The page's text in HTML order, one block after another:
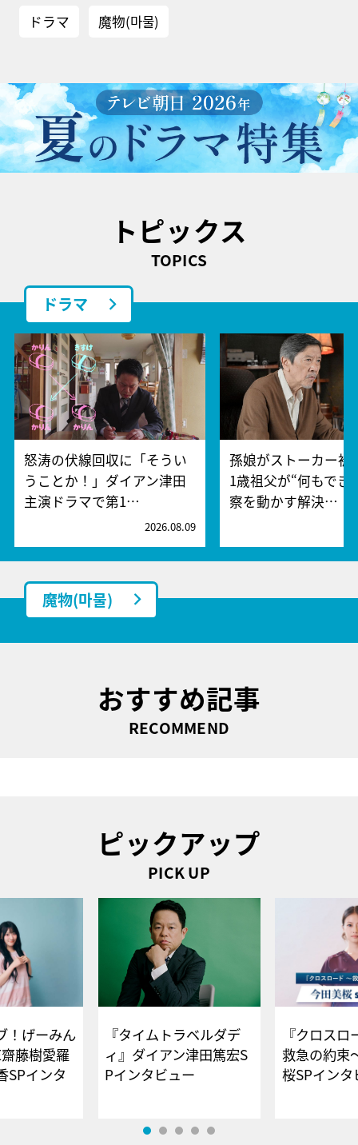
ドラマ 魔物(마물)
トピックス
TOPICS
ドラマ
怒涛の伏線回収に「そうい
うことか！」ダイアン津田
主演ドラマで第1…
2026.08.09
孫娘がストーカー
1歳祖父が“何もでき
察を動かす解決…
魔物(마물)
おすすめ記事
RECOMMEND
ピックアップ
PICK UP
！げーみん
藤樹愛羅
SPインタ
『タイムトラベルダデ
ィ』ダイアン津田篤宏S
Pインタビュー
『クロス
救急の約束
桜SPイ